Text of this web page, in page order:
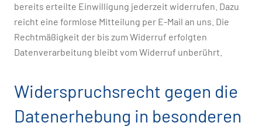
bereits erteilte Einwilligung jederzeit widerrufen. Dazu
reicht eine formlose Mitteilung per E-Mail an uns. Die
Rechtmäßigkeit der bis zum Widerruf erfolgten
Datenverarbeitung bleibt vom Widerruf unberührt.
Widerspruchsrecht gegen die
Datenerhebung in besonderen